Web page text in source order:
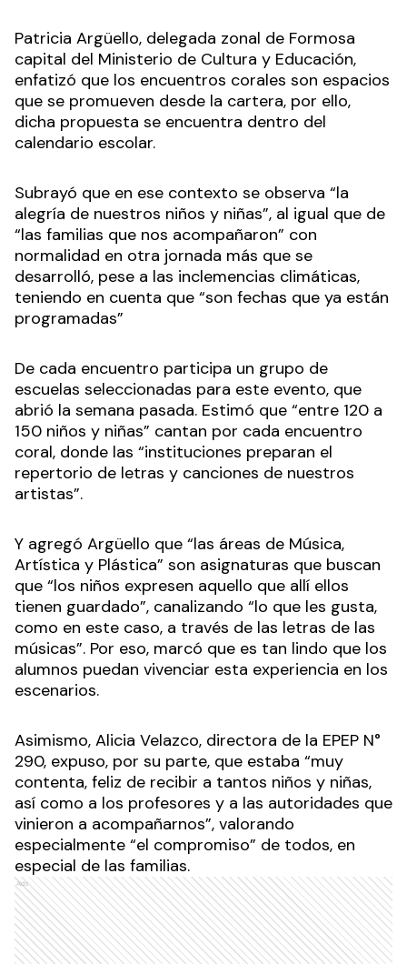
Patricia Argüello, delegada zonal de Formosa
capital del Ministerio de Cultura y Educación,
enfatizó que los encuentros corales son espacios
que se promueven desde la cartera, por ello,
dicha propuesta se encuentra dentro del
calendario escolar.
Subrayó que en ese contexto se observa “la
alegría de nuestros niños y niñas”, al igual que de
“las familias que nos acompañaron” con
normalidad en otra jornada más que se
desarrolló, pese a las inclemencias climáticas,
teniendo en cuenta que “son fechas que ya están
programadas”
De cada encuentro participa un grupo de
escuelas seleccionadas para este evento, que
abrió la semana pasada. Estimó que “entre 120 a
150 niños y niñas” cantan por cada encuentro
coral, donde las “instituciones preparan el
repertorio de letras y canciones de nuestros
artistas”.
Y agregó Argüello que “las áreas de Música,
Artística y Plástica” son asignaturas que buscan
que “los niños expresen aquello que allí ellos
tienen guardado”, canalizando “lo que les gusta,
como en este caso, a través de las letras de las
músicas”. Por eso, marcó que es tan lindo que los
alumnos puedan vivenciar esta experiencia en los
escenarios.
Asimismo, Alicia Velazco, directora de la EPEP N°
290, expuso, por su parte, que estaba “muy
contenta, feliz de recibir a tantos niños y niñas,
así como a los profesores y a las autoridades que
vinieron a acompañarnos”, valorando
especialmente “el compromiso” de todos, en
especial de las familias.
Ads